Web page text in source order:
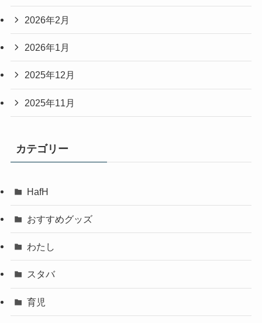
2026年2月
2026年1月
2025年12月
2025年11月
カテゴリー
HafH
おすすめグッズ
わたし
スタバ
育児